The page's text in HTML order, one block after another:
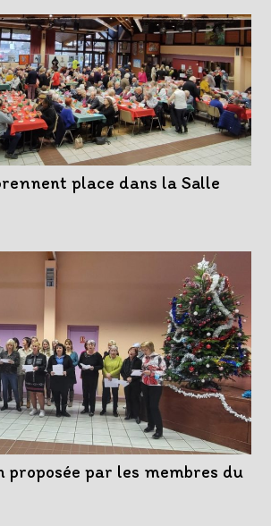
place dans la Salle
proposée par les membres du